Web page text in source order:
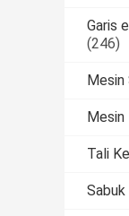
Garis
(246)
Tali